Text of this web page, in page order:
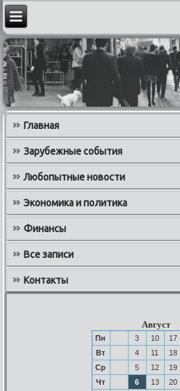
Главная
Зарубежные события
Любопытные новости
Экономика и политика
Финансы
Все записи
Контакты
Август
Пн 3 10 17
Вт
4 11 18
Ср
5 12 19
Чт
6 13 20